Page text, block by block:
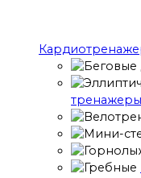
тренажеры